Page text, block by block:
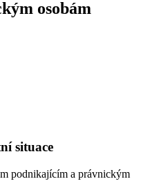
osobám
situace
podnikajícím a právnickým